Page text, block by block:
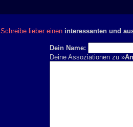
Schreibe lieber einen interessanten und
Dein Name:
Deine Assoziationen zu »